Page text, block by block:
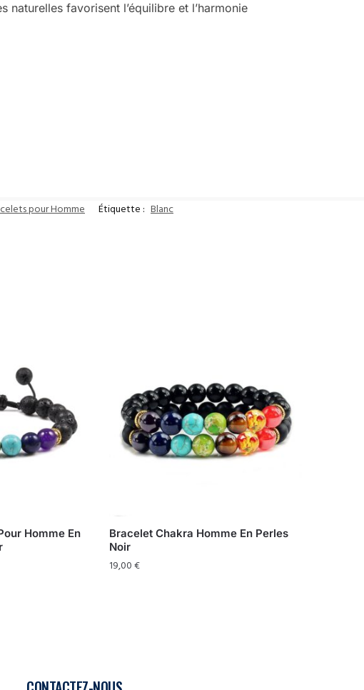
favorisent l’équilibre et l’harmonie
pour Homme Étiquette : Blanc
Homme En
Bracelet Chakra Homme En Perles
Noir
19,00€